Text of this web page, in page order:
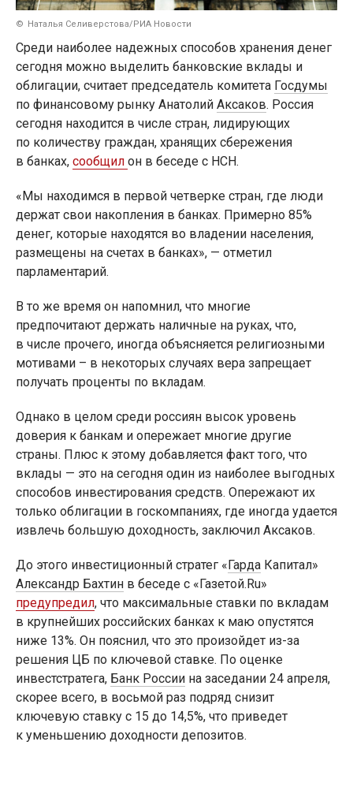
Наталья Селиверстова/РИА Новости
Среди наиболее надежных способов хранения денег
сегодня можно выделить банковские вклады и
облигации, считает председатель комитета Госдумы
по финансовому рынку Анатолий Аксаков. Россия
сегодня находится в числе стран, лидирующих
по количеству граждан, хранящих сбережения
в банках, сообщил он в беседе с НСН.
«Мы находимся в первой четверке стран, где люди
держат свои накопления в банках. Примерно 85%
денег, которые находятся во владении населения,
размещены на счетах в банках», — отметил
парламентарий.
В то же время он напомнил, что многие
предпочитают держать наличные на руках, что,
в числе прочего, иногда объясняется религиозными
мотивами – в некоторых случаях вера запрещает
получать проценты по вкладам.
Однако в целом среди россиян высок уровень
доверия к банкам и опережает многие другие
страны. Плюс к этому добавляется факт того, что
вклады — это на сегодня один из наиболее выгодных
способов инвестирования средств. Опережают их
только облигации в госкомпаниях, где иногда удается
извлечь большую доходность, заключил Аксаков.
До этого инвестиционный стратег «Гарда Капитал»
Александр Бахтин в беседе с «Газетой.Ru»
предупредил, что максимальные ставки по вкладам
в крупнейших российских банках к маю опустятся
ниже 13%. Он пояснил, что это произойдет из-за
решения ЦБ по ключевой ставке. По оценке
инвестстратега, Банк России на заседании 24 апреля,
скорее всего, в восьмой раз подряд снизит
ключевую ставку с 15 до 14,5%, что приведет
к уменьшению доходности депозитов.